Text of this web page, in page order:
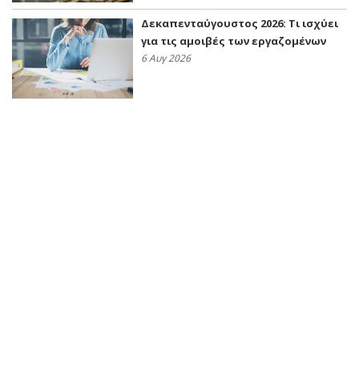
Δεκαπενταύγουστος 2026: Τι ισχύει
για τις αμοιβές των εργαζομένων
6 Αυγ 2026